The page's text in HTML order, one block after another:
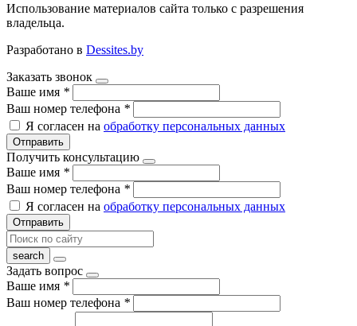
Использование материалов сайта только с разрешения
владельца.
Разработано в Dessites.by
Заказать звонок
Ваше имя *
Ваш номер телефона *
Я согласен на обработку персональных данных
Отправить
Получить консультацию
Ваше имя *
Ваш номер телефона *
Я согласен на обработку персональных данных
Отправить
Задать вопрос
Ваше имя *
Ваш номер телефона *